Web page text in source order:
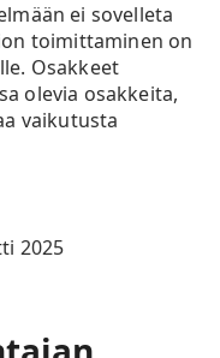
ei sovelleta
toimittaminen on
Osakkeet
olevia osakkeita,
vaikutusta
2025